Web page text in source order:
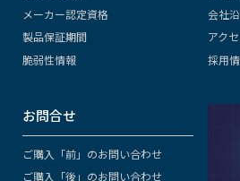
メーカー認定資格
製品保証期間
脆弱性情報
会社
アク
採用
お問合せ
ご購入「前」のお問い合わせ
ご購入「後」のお問い合わせ